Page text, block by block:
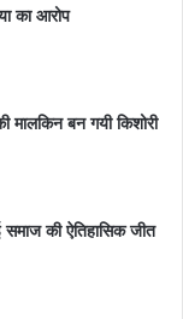
का आरोप
मालकिन बन गयी किशोरी
की ऐतिहासिक जीत